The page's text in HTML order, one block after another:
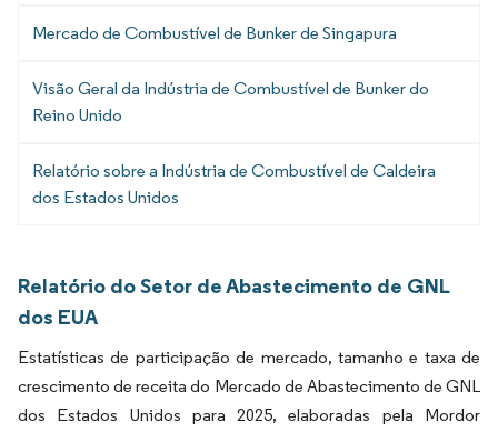
Mercado de Combustível de Bunker de Singapura
Visão Geral da Indústria de Combustível de Bunker do
Reino Unido
Relatório sobre a Indústria de Combustível de Caldeira
dos Estados Unidos
Relatório do Setor de Abastecimento de GNL
dos EUA
Estatísticas de participação de mercado, tamanho e taxa de
crescimento de receita do Mercado de Abastecimento de GNL
dos Estados Unidos para 2025, elaboradas pela Mordor